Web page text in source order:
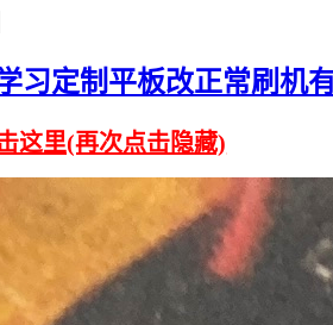
习定制平板改正常刷机
这里(再次点击隐藏)